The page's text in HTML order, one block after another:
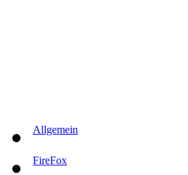
Allgemein
FireFox